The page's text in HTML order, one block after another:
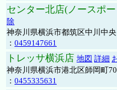
センター北店(ノースポ
除
神奈川県横浜市都筑区中川中央
： 0459147661
トレッサ横浜店 地図 詳細
神奈川県横浜市港北区師岡町
： 0455335631